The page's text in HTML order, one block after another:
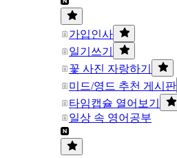
가입인사
일기쓰기
꽃 사진 자랑하기
미드/영드 추천 게시판
타임캡슐 열어보기
일상 속 영어공부